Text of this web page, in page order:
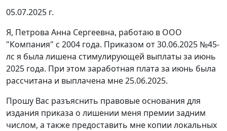
05.07.2025 г.
Я, Петрова Анна Сергеевна, работаю в ООО
"Компания" с 2004 года. Приказом от 30.06.2025 №45-
лс я была лишена стимулирующей выплаты за июнь
2025 года. При этом заработная плата за июнь была
рассчитана и выплачена мне 25.06.2025.
Прошу Вас разъяснить правовые основания для
издания приказа о лишении меня премии задним
числом, а также предоставить мне копии локальных